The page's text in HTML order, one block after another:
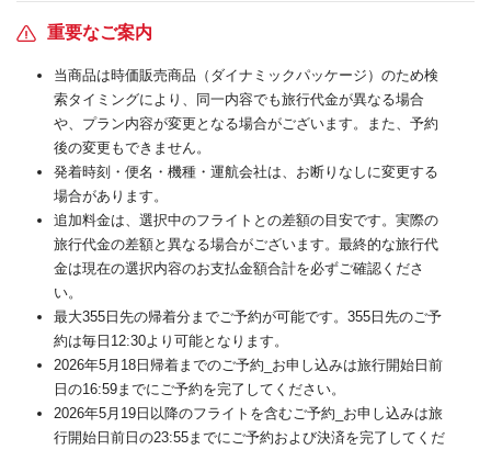
重要なご案内
当商品は時価販売商品（ダイナミックパッケージ）のため検
索タイミングにより、同一内容でも旅行代金が異なる場合
や、プラン内容が変更となる場合がございます。また、予約
後の変更もできません。
発着時刻・便名・機種・運航会社は、お断りなしに変更する
場合があります。
追加料金は、選択中のフライトとの差額の目安です。実際の
旅行代金の差額と異なる場合がございます。最終的な旅行代
金は現在の選択内容のお支払金額合計を必ずご確認くださ
い。
最大355日先の帰着分までご予約が可能です。355日先のご予
約は毎日12:30より可能となります。
2026年5月18日帰着までのご予約_お申し込みは旅行開始日前
日の16:59までにご予約を完了してください。
2026年5月19日以降のフライトを含むご予約_お申し込みは旅
行開始日前日の23:55までにご予約および決済を完了してくだ